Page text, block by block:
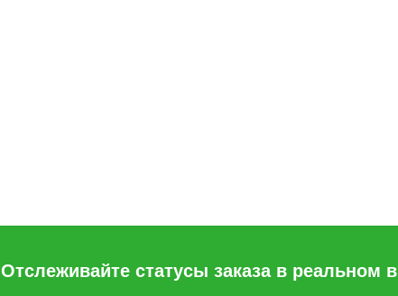
Отслеживайте статусы заказа в реальном